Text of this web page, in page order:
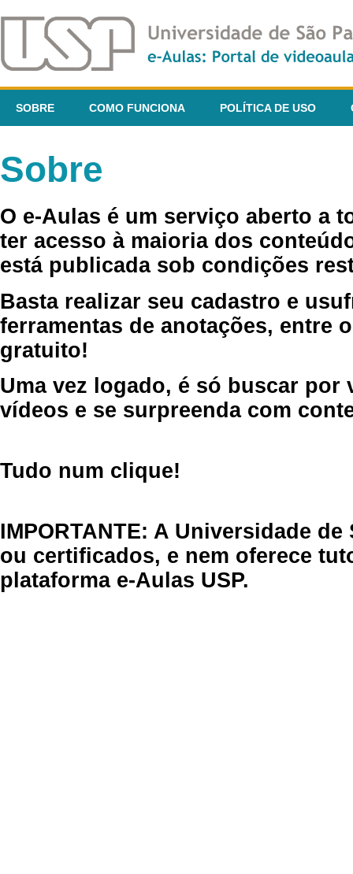
SOBRE COMO FUNCIONA POLÍTICA DE USO
Sobre
O e-Aulas é um serviço aberto a
ter acesso à maioria dos
está publicada sob condições
Basta realizar seu cadastro e
ferramentas de anotações, entre
gratuito!
Uma vez logado, é só buscar por
vídeos e se surpreenda com
Tudo num clique!
IMPORTANTE: A Universidade
ou certificados, e nem oferece
plataforma e-Aulas USP.